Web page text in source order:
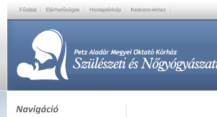
Főoldal Elérhetőségek Honlaptérkép Kedvencekhez